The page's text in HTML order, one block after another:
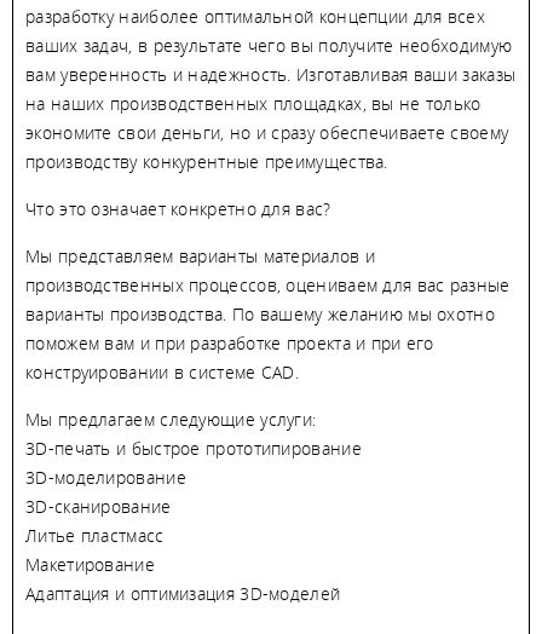
разработку наиболее оптимальной концепции для всех
ваших задач, в результате чего вы получите необходимую
вам уверенность и надежность. Изготавливая ваши заказы
на наших производственных площадках, вы не только
экономите свои деньги, но и сразу обеспечиваете своему
производству конкурентные преимущества.
Что это означает конкретно для вас?
Мы представляем варианты материалов и
производственных процессов, оцениваем для вас разные
варианты производства. По вашему желанию мы охотно
поможем вам и при разработке проекта и при его
конструировании в системе СAD.
Мы предлагаем следующие услуги:
3D-печать и быстрое прототипирование
3D-моделирование
3D-сканирование
Литье пластмасс
Макетирование
Адаптация и оптимизация 3D-моделей